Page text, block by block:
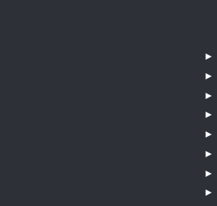
►
►
►
►
►
►
►
►